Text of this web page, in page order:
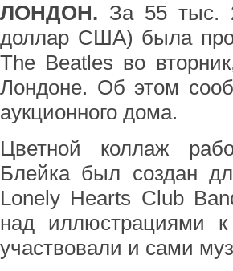
ЛОНДОН. За 55 тыс.
доллар США) была
The Beatles во
Лондоне. Об этом
аукционного дома.
Цветной коллаж
Блейка был создан
Lonely Hearts Club
над иллюстрациями
участвовали и сами